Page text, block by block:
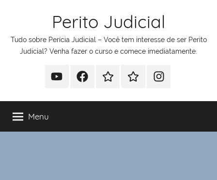
conteúdo
Perito Judicial
Tudo sobre Perícia Judicial – Você tem interesse de ser Perito
Judicial? Venha fazer o curso e comece imediatamente.
YoutubeFacebookWhatsappTelegramInstagram
Menu